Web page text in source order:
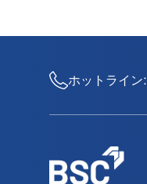
ホットライン: